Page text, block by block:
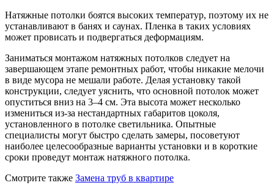
Натяжные потолки боятся высоких температур, поэтому их не
устанавливают в банях и саунах. Пленка в таких условиях
может провисать и подвергаться деформациям.
Заниматься монтажом натяжных потолков следует на
завершающем этапе ремонтных работ, чтобы никакие мелочи
в виде мусора не мешали работе. Делая установку такой
конструкции, следует уяснить, что основной потолок может
опуститься вниз на 3–4 см. Эта высота может несколько
измениться из-за нестандартных габаритов цоколя,
установленного в потолке светильника. Опытные
специалисты могут быстро сделать замеры, посоветуют
наиболее целесообразные варианты установки и в короткие
сроки проведут монтаж натяжного потолка.
Смотрите также Замена труб в квартире